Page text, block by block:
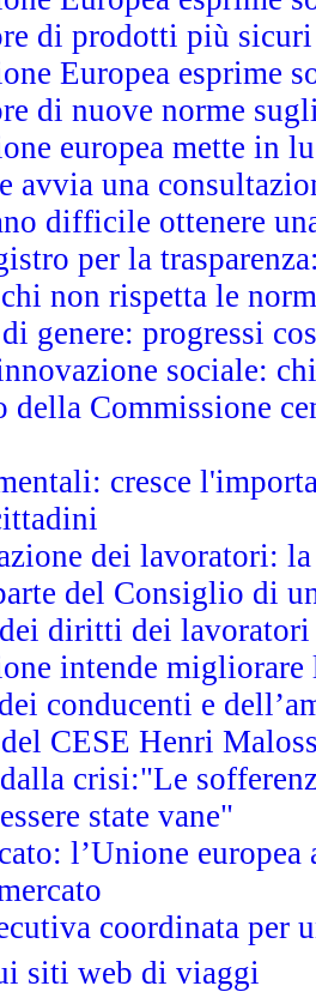
di prodotti più
Europea esprime
di nuove norme
europea mette in
avvia una
difficile ottenere
per la
non rispetta le
genere: progressi
sociale:
della Commissione
cresce
dei lavoratori:
del Consiglio di
diritti dei lavoratori
intende
conducenti e
CESE Henri
crisi:"Le
state vane"
l’Unione
coordinata
siti web di viaggi